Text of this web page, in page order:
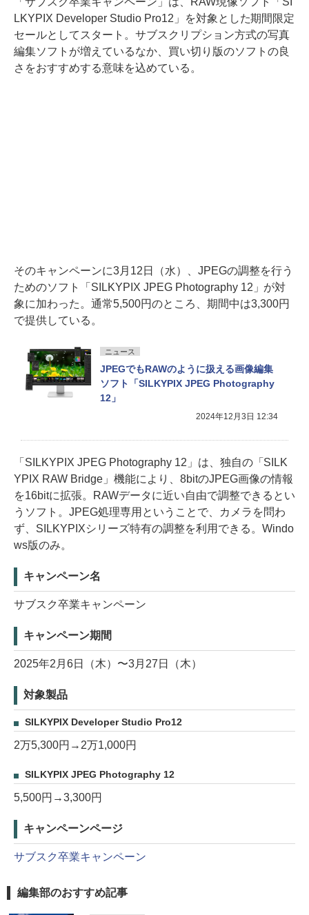
LKYPIX Developer Studio Pro12」を対象とした期間限定
セールとしてスタート。サブスクリプション方式の写真
編集ソフトが増えているなか、買い切り版のソフトの良
さをおすすめする意味を込めている。
そのキャンペーンに3月12日（水）、JPEGの調整を行う
ためのソフト「SILKYPIX JPEG Photography 12」が対
象に加わった。通常5,500円のところ、期間中は3,300円
で提供している。
ニュース
JPEGでもRAWのように扱える画像編集
ソフト「SILKYPIX JPEG Photography
12」
2024年12月3日 12:34
「SILKYPIX JPEG Photography 12」は、独自の「SILK
YPIX RAW Bridge」機能により、8bitのJPEG画像の情報
を16bitに拡張。RAWデータに近い自由で調整できるとい
うソフト。JPEG処理専用ということで、カメラを問わ
ず、SILKYPIXシリーズ特有の調整を利用できる。Windo
ws版のみ。
キャンペーン名
サブスク卒業キャンペーン
キャンペーン期間
2025年2月6日（木）〜3月27日（木）
対象製品
SILKYPIX Developer Studio Pro12
2万5,300円→2万1,000円
SILKYPIX JPEG Photography 12
5,500円→3,300円
キャンペーンページ
サブスク卒業キャンペーン
編集部のおすすめ記事